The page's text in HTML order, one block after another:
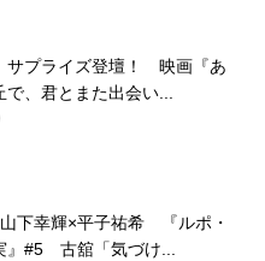
サプライズ登壇！ 映画『あ
で、君とまた出会い...
下幸輝×平子祐希 『ルポ・
』#5 古舘「気づけ...